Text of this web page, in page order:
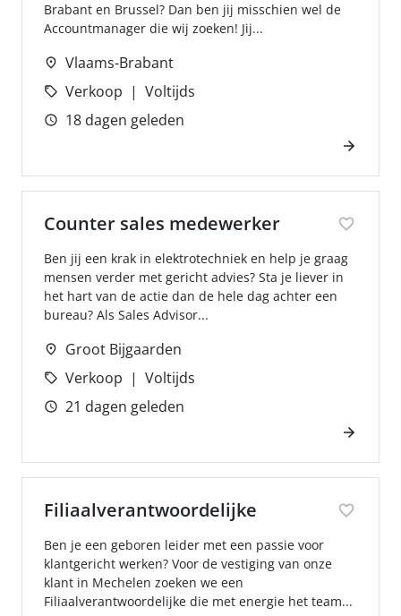
Brabant en Brussel? Dan ben jij misschien wel de
Accountmanager die wij zoeken! Jij...
Vlaams-Brabant
Verkoop
Voltijds
18 dagen geleden
Counter sales medewerker
Ben jij een krak in elektrotechniek en help je graag
mensen verder met gericht advies? Sta je liever in
het hart van de actie dan de hele dag achter een
bureau? Als Sales Advisor...
Groot Bijgaarden
Verkoop
Voltijds
21 dagen geleden
Filiaalverantwoordelijke
Ben je een geboren leider met een passie voor
klantgericht werken? Voor de vestiging van onze
klant in Mechelen zoeken we een
Filiaalverantwoordelijke die met energie het team...